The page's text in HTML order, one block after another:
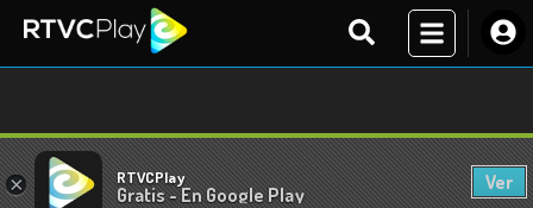
× RTVCPlay
Gratis - En Google Play
Ver
En vivo